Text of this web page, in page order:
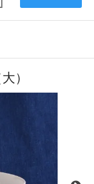
）